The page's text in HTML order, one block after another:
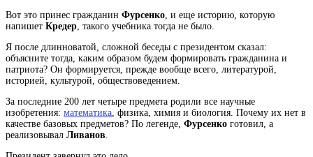
Вот это принес гражданин Фурсенко , и еще историю, которую
напишет Кредер , такого учебника тогда не было.
Я после длинноватой, сложной беседы с президентом сказал:
объясните тогда, каким образом будем формировать гражданина и
патриота? Он формируется, прежде вообще всего, литературой,
историей, культурой, обществоведением.
За последние 200 лет четыре предмета родили все научные
изобретения: математика , физика, химия и биология. Почему их нет в
качестве базовых предметов? По легенде, Фурсенко готовил, а
реализовывал Ливанов